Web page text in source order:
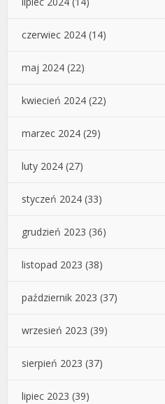
czerwiec 2024 (14)
maj 2024 (22)
kwiecień 2024 (22)
marzec 2024 (29)
luty 2024 (27)
styczeń 2024 (33)
grudzień 2023 (36)
listopad 2023 (38)
październik 2023 (37)
wrzesień 2023 (39)
sierpień 2023 (37)
lipiec 2023 (39)